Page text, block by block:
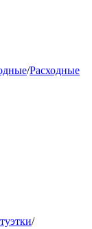
/Расходные
/